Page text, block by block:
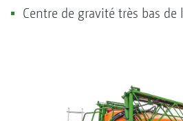
Centre de gravité très bas de